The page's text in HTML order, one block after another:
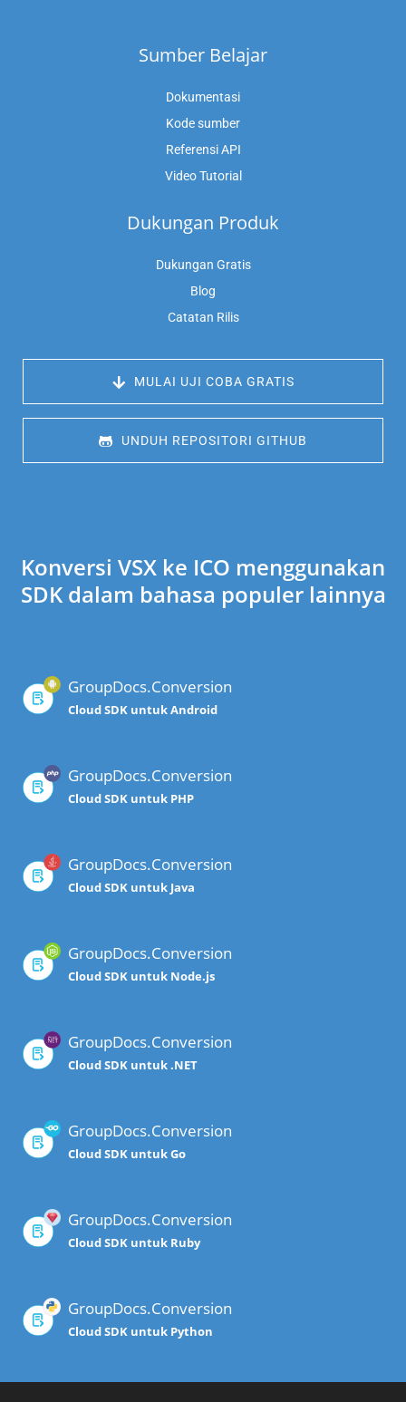
Sumber Belajar
Dokumentasi
Kode sumber
Referensi API
Video Tutorial
Dukungan Produk
Dukungan Gratis
Blog
Catatan Rilis
MULAI UJI COBA GRATIS
UNDUH REPOSITORI GITHUB
Konversi VSX ke ICO menggunakan
SDK dalam bahasa populer lainnya
GroupDocs.Conversion
Cloud SDK untuk Android
GroupDocs.Conversion
Cloud SDK untuk PHP
GroupDocs.Conversion
Cloud SDK untuk Java
GroupDocs.Conversion
Cloud SDK untuk Node.js
GroupDocs.Conversion
Cloud SDK untuk .NET
GroupDocs.Conversion
Cloud SDK untuk Go
GroupDocs.Conversion
Cloud SDK untuk Ruby
GroupDocs.Conversion
Cloud SDK untuk Python